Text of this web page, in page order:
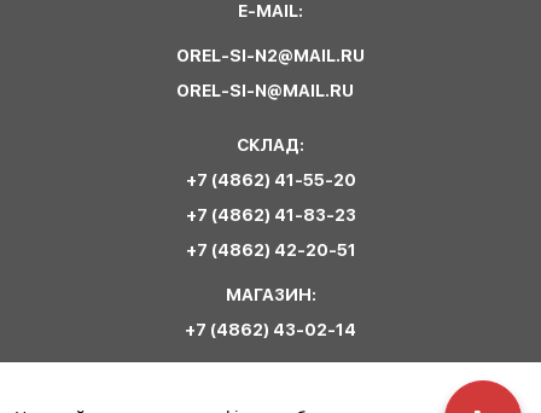
E-MAIL:
OREL-SI-N2@MAIL.RU
OREL-SI-N@MAIL.RU
СКЛАД:
+7 (4862) 41-55-20
+7 (4862) 41-83-23
+7 (4862) 42-20-51
МАГАЗИН:
+7 (4862) 43-02-14